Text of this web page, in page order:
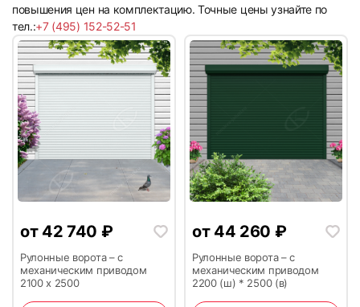
7 8
9 10
повышения цен на комплектацию. Точные цены узнайте по
тел.:+7 (495) 152-52-51
от 42 740 ₽
Рулонные ворота – с
механическим приводом
2100 х 2500
от 44 260 ₽
Рулонные ворота – с
механическим приводом
2200 (ш) * 2500 (в)